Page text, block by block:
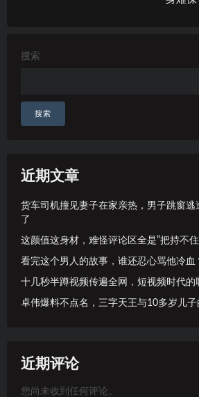
搜索
搜索
近期文章
货车司机撞见妻子在家亲热，男子跳窗逃
了
这颜值这身材，难怪评论区全是”把持不住
看完这个男人的故事，谁还忍心骂他冷血
十几秒半蹲视频传遍全网，短视频时代的
卓伟爆料不点名，三字天王与10多岁儿
近期评论
您尚未收到任何评论。